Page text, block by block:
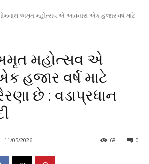
અમૃત મહોત્સવ એ આવનારા એક હજાર વર્ષ માટે
મહોત્સવ એ
હજાર વર્ષ માટે
છે : વડાપ્રધાન
11/05/2026 0
68